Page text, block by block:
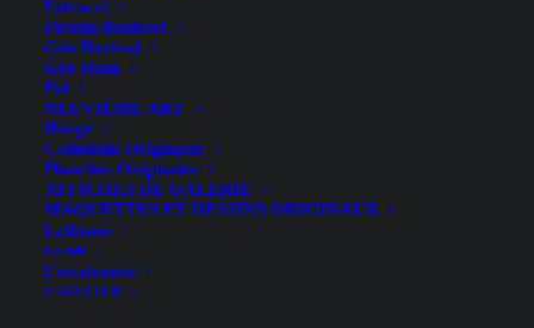
Falcucci
Firmin Bouisset
Géo Dorival
Géo Ham
Pal
NEUVIÈME ART
Hergé
Celluloïds Originaux
Planches Originales
AFFICHES DE GALERIE
MAQUETTES ET DESSINS ORIGINAUX
La librairie
Le café
L’encadrement
L’ATELIER
[1900]
Illustrateur
Largeur (hors entoilage)